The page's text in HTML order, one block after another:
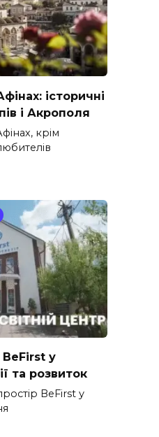
історичні
і Акрополя
крім
BeFirst у
та розвиток
BeFirst у